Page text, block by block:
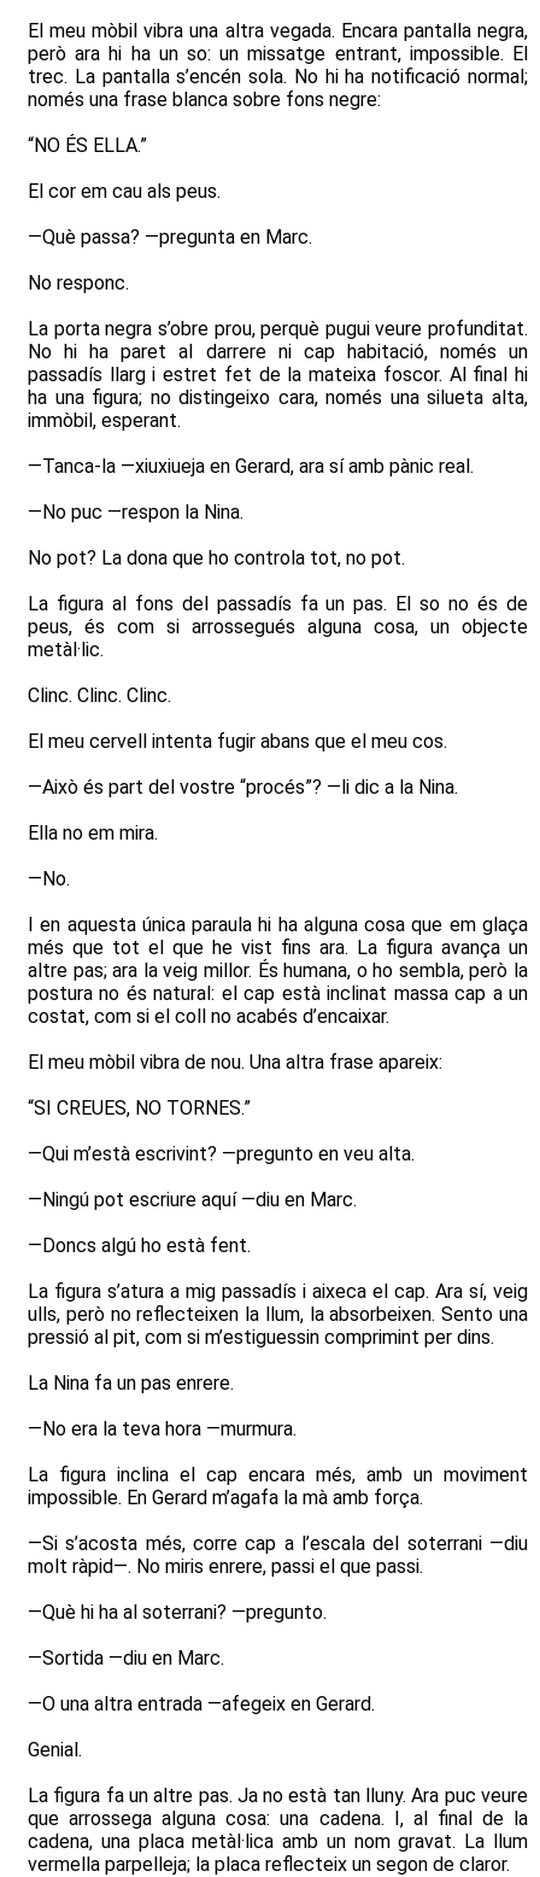
El meu mòbil vibra una altra vegada. Encara pantalla negra,
però ara hi ha un so: un missatge entrant, impossible. El
trec. La pantalla s’encén sola. No hi ha notificació normal;
només una frase blanca sobre fons negre:
“NO ÉS ELLA.”
El cor em cau als peus.
—Què passa? —pregunta en Marc.
No responc.
La porta negra s’obre prou, perquè pugui veure profunditat.
No hi ha paret al darrere ni cap habitació, només un
passadís llarg i estret fet de la mateixa foscor. Al final hi
ha una figura; no distingeixo cara, només una silueta alta,
immòbil, esperant.
—Tanca-la —xiuxiueja en Gerard, ara sí amb pànic real.
—No puc —respon la Nina.
No pot? La dona que ho controla tot, no pot.
La figura al fons del passadís fa un pas. El so no és de
peus, és com si arrossegués alguna cosa, un objecte
metàl·lic.
Clinc. Clinc. Clinc.
El meu cervell intenta fugir abans que el meu cos.
—Això és part del vostre “procés”? —li dic a la Nina.
Ella no em mira.
—No.
I en aquesta única paraula hi ha alguna cosa que em glaça
més que tot el que he vist fins ara. La figura avança un
altre pas; ara la veig millor. És humana, o ho sembla, però la
postura no és natural: el cap està inclinat massa cap a un
costat, com si el coll no acabés d’encaixar.
El meu mòbil vibra de nou. Una altra frase apareix:
“SI CREUES, NO TORNES.”
—Qui m’està escrivint? —pregunto en veu alta.
—Ningú pot escriure aquí —diu en Marc.
—Doncs algú ho està fent.
La figura s’atura a mig passadís i aixeca el cap. Ara sí, veig
ulls, però no reflecteixen la llum, la absorbeixen. Sento una
pressió al pit, com si m’estiguessin comprimint per dins.
La Nina fa un pas enrere.
—No era la teva hora —murmura.
La figura inclina el cap encara més, amb un moviment
impossible. En Gerard m’agafa la mà amb força.
—Si s’acosta més, corre cap a l’escala del soterrani —diu
molt ràpid—. No miris enrere, passi el que passi.
—Què hi ha al soterrani? —pregunto.
—Sortida —diu en Marc.
—O una altra entrada —afegeix en Gerard.
Genial.
La figura fa un altre pas. Ja no està tan lluny. Ara puc veure
que arrossega alguna cosa: una cadena. I, al final de la
cadena, una placa metàl·lica amb un nom gravat. La llum
vermella parpelleja; la placa reflecteix un segon de claror.